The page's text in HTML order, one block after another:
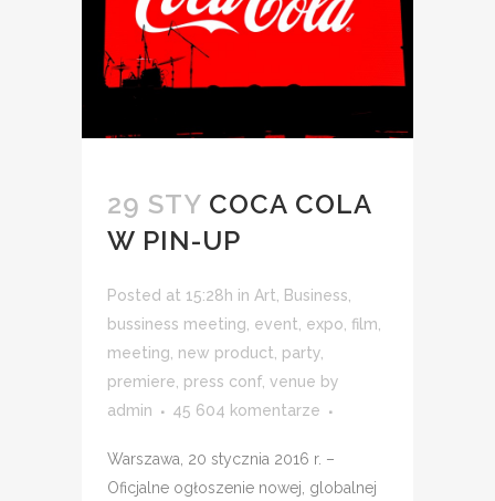
29 STY COCA COLA
W PIN-UP
Posted at 15:28h in Art Business
bussiness meeting event expo film
meeting new product party
premiere press conf, venue by
admin
45 604 komentarze
Warszawa, 20 stycznia 2016 r. –
Oficjalne ogłoszenie nowej, globalnej